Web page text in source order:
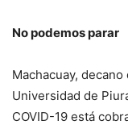
No podemos parar
Machacuay,
Universidad de
COVID-19 está